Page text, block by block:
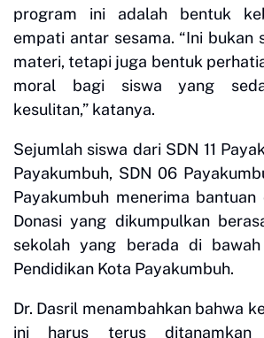
program ini adalah bentuk
empati antar sesama. “Ini bukan
materi, tetapi juga bentuk
moral bagi siswa yang
kesulitan,” katanya.
Sejumlah siswa dari SDN 11
Payakumbuh, SDN 06
Payakumbuh menerima
Donasi yang dikumpulkan
sekolah yang berada di bawah
Pendidikan Kota Payakumbuh.
Dr. Dasril menambahkan bahwa
ini harus terus ditanamkan